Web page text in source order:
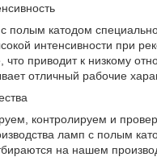
полым катодом
интенсивности при
что приводит к низкому
отличный рабочие
контролируем и
ламп с полым
на нашем